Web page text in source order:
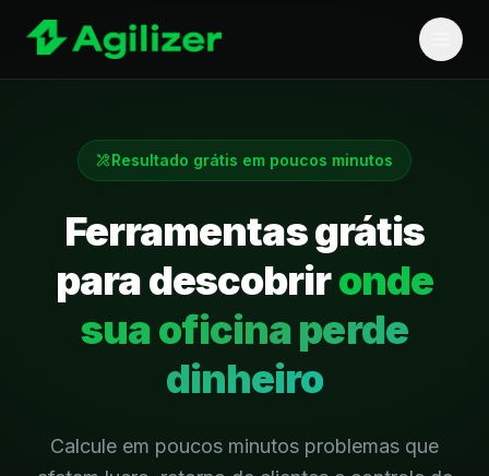
Resultado grátis em poucos minutos
Ferramentas grátis
para descobrironde
sua oficina perde
dinheiro
Calcule em poucos minutos problemas que